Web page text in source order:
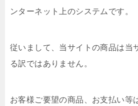
ンターネット上のシステムです。
従いまして、当サイトの商品は当
る訳ではありません。
お客様ご要望の商品、お支払い等